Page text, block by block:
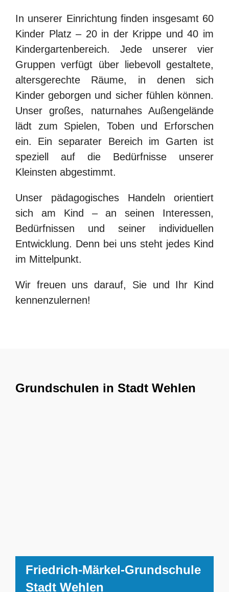
In unserer Einrichtung finden insgesamt 60
Kinder Platz – 20 in der Krippe und 40 im
Kindergartenbereich. Jede unserer vier
Gruppen verfügt über liebevoll gestaltete,
altersgerechte Räume, in denen sich
Kinder geborgen und sicher fühlen können.
Unser großes, naturnahes Außengelände
lädt zum Spielen, Toben und Erforschen
ein. Ein separater Bereich im Garten ist
speziell auf die Bedürfnisse unserer
Kleinsten abgestimmt.
Unser pädagogisches Handeln orientiert
sich am Kind – an seinen Interessen,
Bedürfnissen und seiner individuellen
Entwicklung. Denn bei uns steht jedes Kind
im Mittelpunkt.
Wir freuen uns darauf, Sie und Ihr Kind
kennenzulernen!
Grundschulen in Stadt Wehlen
Friedrich-Märkel-Grundschule
Stadt Wehlen
Search
for: